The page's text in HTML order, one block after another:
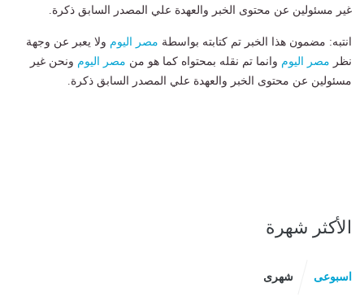
غير مسئولين عن محتوى الخبر والعهدة علي المصدر السابق ذكرة.
انتبه: مضمون هذا الخبر تم كتابته بواسطة مصر اليوم ولا يعبر عن وجهة
نظر مصر اليوم وانما تم نقله بمحتواه كما هو من مصر اليوم ونحن غير
مسئولين عن محتوى الخبر والعهدة علي المصدر السابق ذكرة.
الأكثر شهرة
اسبوعى شهرى